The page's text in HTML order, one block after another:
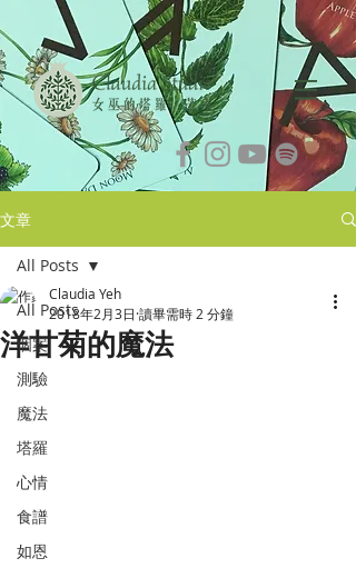
文章
All Posts
個案
測驗
魔法
塔羅
心情
食譜
如恩
All Posts
洋甘菊的魔法
Claudia Yeh
2018年2月3日 讀畢需時 2 分鐘